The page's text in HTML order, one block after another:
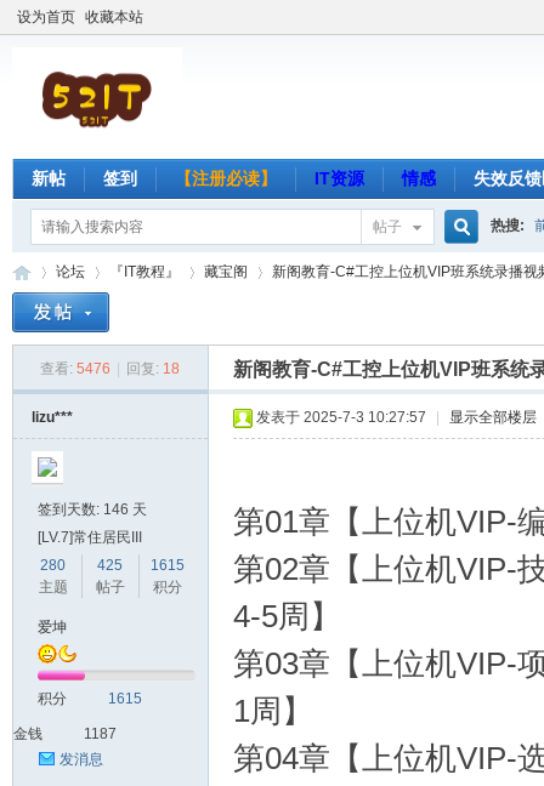
设为首页 收藏本站
新帖 签到 【注册必读】 IT资源 情感 失效反
帖子
搜
索
热搜:
论坛
›
『IT教程』 藏宝阁
›
新阁教育-C#工控上位机VIP班系统录播视
查看: 5476 回复: 18 新阁教育-C#工控上位机VIP班系统
lizu***
签到天数: 146 天
[LV.7]常住居民III
280
主题
425
帖子
1615
积分
爱坤
积分 1615
金钱
1187
发消息
发表于 2025-7-3 10:27:57 显示全部楼层
第01章【上位机VIP-
第02章【上位机VIP-
4-5周】
第03章【上位机VIP-
1周】
第04章【上位机VIP-